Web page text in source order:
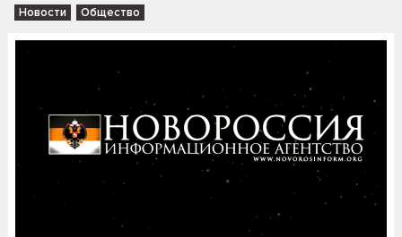
Новости Общество